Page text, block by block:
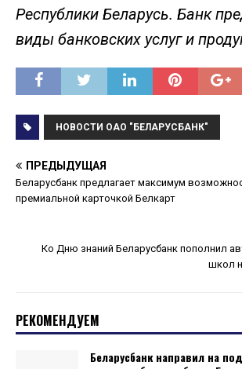
Республики Беларусь. Банк
виды банковских услуг и
НОВОСТИ ОАО "БЕЛАРУСБАНК"
ПРЕДЫДУЩАЯ
Беларусбанк предлагает максимум
премиальной карточкой Белкарт
Ко Дню знаний Беларусбанк пополнил
школ
РЕКОМЕНДУЕМ
Беларусбанк направил на